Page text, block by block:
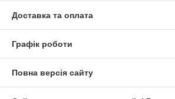
Доставка та оплата
Графік роботи
Повна версія сайту